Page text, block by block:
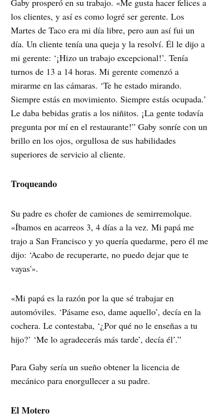
Gaby prosperó en su trabajo. «Me gusta hacer felices a
los clientes, y así es como logré ser gerente. Los
Martes de Taco era mi día libre, pero aun así fui un
día. Un cliente tenía una queja y la resolví. Él le dijo a
mi gerente: ‘¡Hizo un trabajo excepcional!’. Tenía
turnos de 13 a 14 horas. Mi gerente comenzó a
mirarme en las cámaras. ‘Te he estado mirando.
Siempre estás en movimiento. Siempre estás ocupada.’
Le daba bebidas gratis a los niñitos. ¡La gente todavía
pregunta por mí en el restaurante!” Gaby sonríe con un
brillo en los ojos, orgullosa de sus habilidades
superiores de servicio al cliente.
Troqueando
Su padre es chofer de camiones de semirremolque.
«Íbamos en acarreos 3, 4 días a la vez. Mi papá me
trajo a San Francisco y yo quería quedarme, pero él me
dijo: ‘Acabo de recuperarte, no puedo dejar que te
vayas'».
«Mi papá es la razón por la que sé trabajar en
automóviles. ‘Pásame eso, dame aquello’, decía en la
cochera. Le contestaba, ‘¿Por qué no le enseñas a tu
hijo?’ ‘Me lo agradecerás más tarde’, decía él’.”
Para Gaby sería un sueño obtener la licencia de
mecánico para enorgullecer a su padre.
El Motero